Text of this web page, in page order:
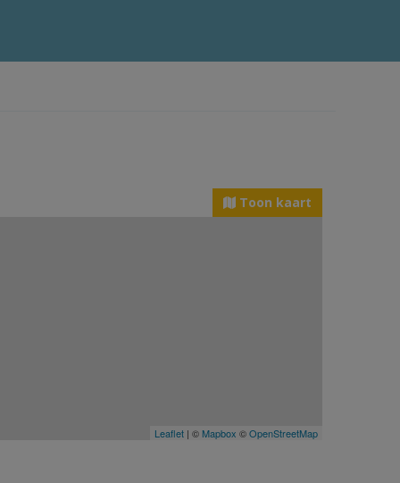
Toon kaart
Leaflet | © Mapbox ©OpenStreetMap